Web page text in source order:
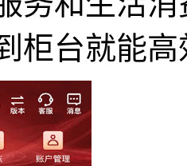
柜台就能